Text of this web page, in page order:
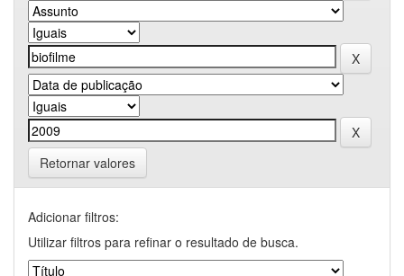
Retornar valores
Adicionar filtros:
Utilizar filtros para refinar o resultado de busca.